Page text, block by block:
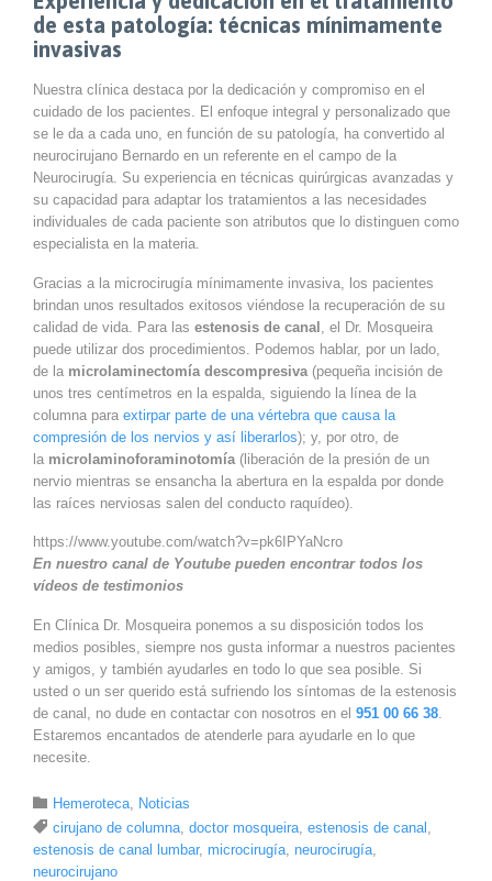
de esta patología: técnicas mínimamente
invasivas
Nuestra clínica destaca por la dedicación y compromiso en el
cuidado de los pacientes. El enfoque integral y personalizado que
se le da a cada uno, en función de su patología, ha convertido al
neurocirujano Bernardo en un referente en el campo de la
Neurocirugía. Su experiencia en técnicas quirúrgicas avanzadas y
su capacidad para adaptar los tratamientos a las necesidades
individuales de cada paciente son atributos que lo distinguen como
especialista en la materia.
Gracias a la microcirugía mínimamente invasiva, los pacientes
brindan unos resultados exitosos viéndose la recuperación de su
calidad de vida. Para las estenosis de canal , el Dr. Mosqueira
puede utilizar dos procedimientos. Podemos hablar, por un lado,
de la microlaminectomía descompresiva (pequeña incisión de
unos tres centímetros en la espalda, siguiendo la línea de la
columna para extirpar parte de una vértebra que causa la
compresión de los nervios y así liberarlos); y, por otro, de
la microlaminoforaminotomía (liberación de la presión de un
nervio mientras se ensancha la abertura en la espalda por donde
las raíces nerviosas salen del conducto raquídeo).
https://www.youtube.com/watch?v=pk6IPYaNcro
En nuestro canal de Youtube pueden encontrar todos los
vídeos de testimonios
En Clínica Dr. Mosqueira ponemos a su disposición todos los
medios posibles, siempre nos gusta informar a nuestros pacientes
y amigos, y también ayudarles en todo lo que sea posible. Si
usted o un ser querido está sufriendo los síntomas de la estenosis
de canal, no dude en contactar con nosotros en el 951 00 66 38
Estaremos encantados de atenderle para ayudarle en lo que
necesite.
 Category
Hemeroteca Noticias
 Tags
cirujano de columna doctor mosqueira estenosis de canal
estenosis de canal lumbar, microcirugía neurocirugía
neurocirujano